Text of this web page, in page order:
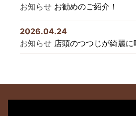
お知らせ お勧めのご紹介！
2026.04.24
お知らせ 店頭のつつじが綺麗